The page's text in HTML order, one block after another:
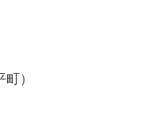
）